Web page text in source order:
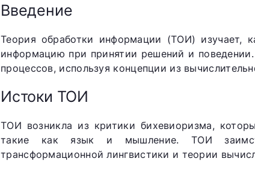
Введение
Теория обработки информации (ТОИ) изучает,
информацию при принятии решений и
процессов, используя концепции из
Истоки ТОИ
ТОИ возникла из критики бихевиоризма,
такие как язык и мышление. ТОИ
трансформационной лингвистики и теории